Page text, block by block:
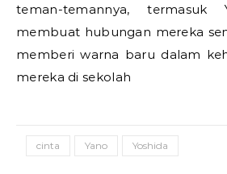
teman-temannya,
membuat hubungan mereka
memberi warna baru dalam
mereka di sekolah
cinta Yano Yoshida